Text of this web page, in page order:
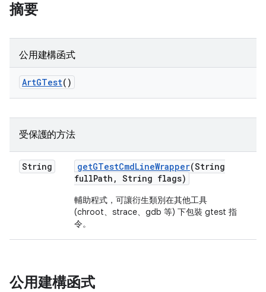
摘要
公用建構函式
ArtGTest()
受保護的方法
String getGTestCmdLineWrapper(String
fullPath , String flags)
輔助程式，可讓衍生類別在其他工具
(chroot、strace、gdb 等) 下包裝 gtest 指
令。
公用建構函式